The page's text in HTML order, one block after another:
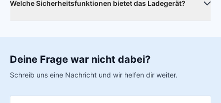
Welche Sicherheitsfunktionen bietet das Ladegerät?
zuverlässiges Aufladen zu gewährleisten.
Deine Frage war nicht dabei?
Schreib uns eine Nachricht und wir helfen dir weiter.